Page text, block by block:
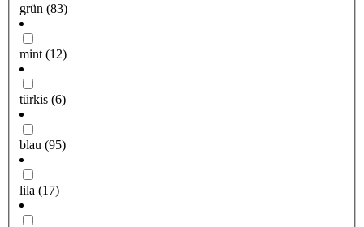
grün (83)
mint (12)
türkis (6)
blau (95)
lila (17)